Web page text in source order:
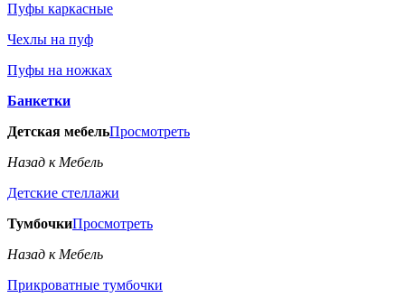
Пуфы каркасные
Чехлы на пуф
Пуфы на ножках
Банкетки
Детская мебельПросмотреть
Назад к Мебель
Детские стеллажи
ТумбочкиПросмотреть
Назад к Мебель
Прикроватные тумбочки